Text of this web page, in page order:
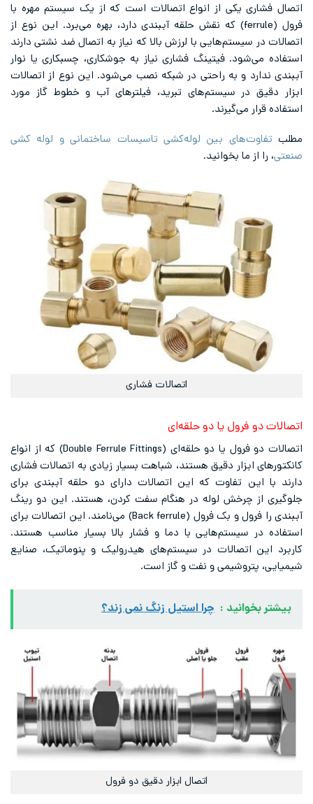
اتصال فشاری یکی از انواع اتصالات است که از یک سیستم مهره با
فرول (ferrule) که نقش حلقه آببندی دارد، بهره می‌برد. این نوع از
اتصالات در سیستم‌هایی با لرزش بالا که نیاز به اتصال ضد نشتی دارند
استفاده می‌شود. فیتینگ فشاری نیاز به جوشکاری، چسبکاری یا نوار
آببندی ندارد و به راحتی در شبکه نصب می‌شود. این نوع از اتصالات
ابزار دقیق در سیستم‌های تبرید، فیلترهای آب و خطوط گاز مورد
استفاده قرار می‌گیرند.
مطلبتفاوت‌های بین لوله‌کشی تاسیسات ساختمانی و لوله کشی
صنعتی، را از ما بخوانید.
اتصالات فشاری
اتصالات دو فرول یا دو حلقه‌ای
اتصالات دو فرول یا دو حلقه‌‌ای (Double Ferrule Fittings) که از انواع
کانکتورهای ابزار دقیق هستند، شباهت بسیار زیادی به اتصالات فشاری
دارند با این تفاوت که این اتصالات دارای دو حلقه آببندی برای
جلوگیری از چرخش لوله در هنگام سفت کردن، هستند. این دو رینگ
آببندی را فرول و بک فرول (Back ferrule) می‌نامند. این اتصالات برای
استفاده در سیستم‌هایی با دما و فشار بالا بسیار مناسب هستند.
کاربرد این اتصالات در سیستم‌های هیدرولیک و پنوماتیک، صنایع
شیمیایی، پتروشیمی و نفت و گاز است.
بیشتر بخوانید : چرا استیل زنگ نمی زند؟
اتصال ابزار دقیق دو فرول